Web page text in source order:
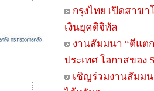
กรุงไทย เปิดสาข
เงินยุคดิจิทัล
งานสัมมนา “ตีแต
ประเทศ โอกาสของ
เชิญร่วมงานสัมม